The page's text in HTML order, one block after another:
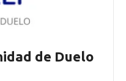
de Duelo